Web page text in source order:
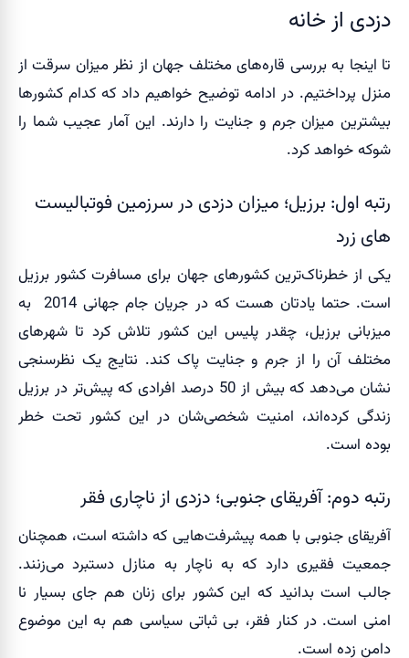
دزدی از خانه
تا اینجا به بررسی قاره‌های مختلف جهان از نظر میزان سرقت از
منزل پرداختیم. در ادامه توضیح خواهیم داد که کدام کشورها
بیشترین میزان جرم و جنایت را دارند. این آمار عجیب شما را
شوکه خواهد کرد.
رتبه اول: برزیل؛ میزان دزدی در سرزمین فوتبالیست
های زرد
یکی از خطرناک‌ترین کشورهای جهان برای مسافرت کشور برزیل
است. حتما یادتان هست که در جریان جام جهانی 2014 به
میزبانی برزیل، چقدر پلیس این کشور تلاش کرد تا شهرهای
مختلف آن را از جرم و جنایت پاک کند. نتایج یک نظرسنجی
نشان می‌دهد که بیش از 50 درصد افرادی که پیش‌تر در برزیل
زندگی کرده‌اند، امنیت شخصی‌شان در این کشور تحت خطر
بوده است.
رتبه دوم: آفریقای جنوبی؛ دزدی از ناچاری فقر
آفریقای جنوبی با همه پیشرفت‌هایی که داشته است، همچنان
جمعیت فقیری دارد که به ناچار به منازل دستبرد می‌زنند.
جالب است بدانید که این کشور برای زنان هم جای بسیار نا
امنی است. در کنار فقر، بی ثباتی سیاسی هم به این موضوع
دامن زده است.